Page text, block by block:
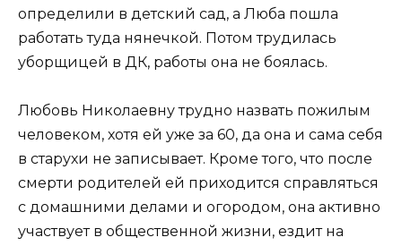
определили в детский сад, а Люба пошла
работать туда нянечкой. Потом трудилась
уборщицей в ДК, работы она не боялась.
Любовь Николаевну трудно назвать пожилым
человеком, хотя ей уже за 60, да она и сама себя
в старухи не записывает. Кроме того, что после
смерти родителей ей приходится справляться
с домашними делами и огородом, она активно
участвует в общественной жизни, ездит на